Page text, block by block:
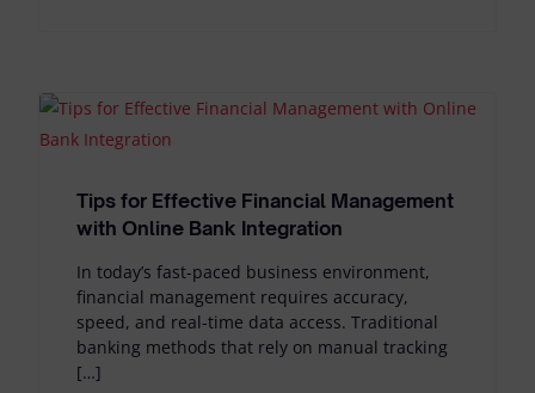
Tips for Effective Financial Management
with Online Bank Integration
In today’s fast-paced business environment,
financial management requires accuracy,
speed, and real-time data access. Traditional
banking methods that rely on manual tracking
[…]